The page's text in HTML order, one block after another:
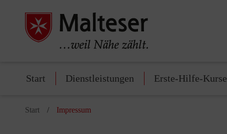
Start Dienstleistungen Erste-Hilfe-Kurse
Start Impressum